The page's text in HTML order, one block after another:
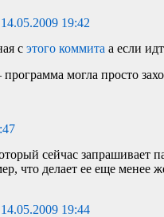
14.05.2009 19:42
сэтого коммита а если
могла просто
сейчас запрашивает
что делает ее еще менее
14.05.2009 19:44